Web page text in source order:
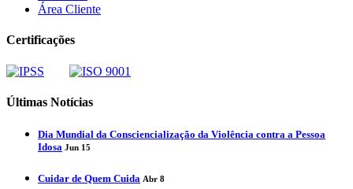
Área Cliente
Certificações
Últimas Notícias
Dia Mundial da Consciencialização da Violência contra a Pessoa
Idosa Jun 15
Cuidar de Quem Cuida Abr 8